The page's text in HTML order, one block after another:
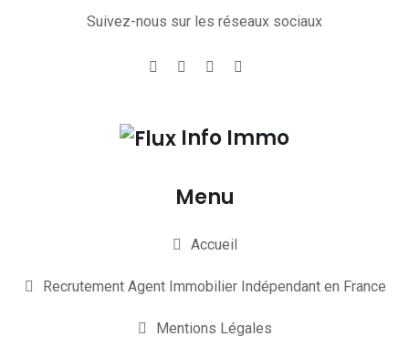
Suivez-nous sur les réseaux sociaux
Info Immo
Menu
Accueil
Recrutement Agent Immobilier Indépendant en France
Mentions Légales